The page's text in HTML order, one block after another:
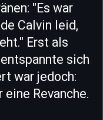
"Es war
Calvin leid,
Erst als
sich
war jedoch:
Revanche.